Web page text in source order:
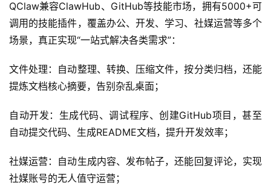
务
项
目
A
I
示
词
开
源
QClaw兼容ClawHub、GitHub等技能市场，拥有5000+可
调用的技能插件，覆盖办公、开发、学习、社媒运营等多个
场景，真正实现“一站式解决各类需求”：
文件处理：自动整理、转换、压缩文件，按分类归档，还能
提炼文档核心摘要，告别杂乱桌面；
自动开发：生成代码、调试程序、创建GitHub项目，甚至
自动提交代码、生成README文档，提升开发效率；
社媒运营：自动生成内容、发布帖子，还能回复评论，实现
社媒账号的无人值守运营；